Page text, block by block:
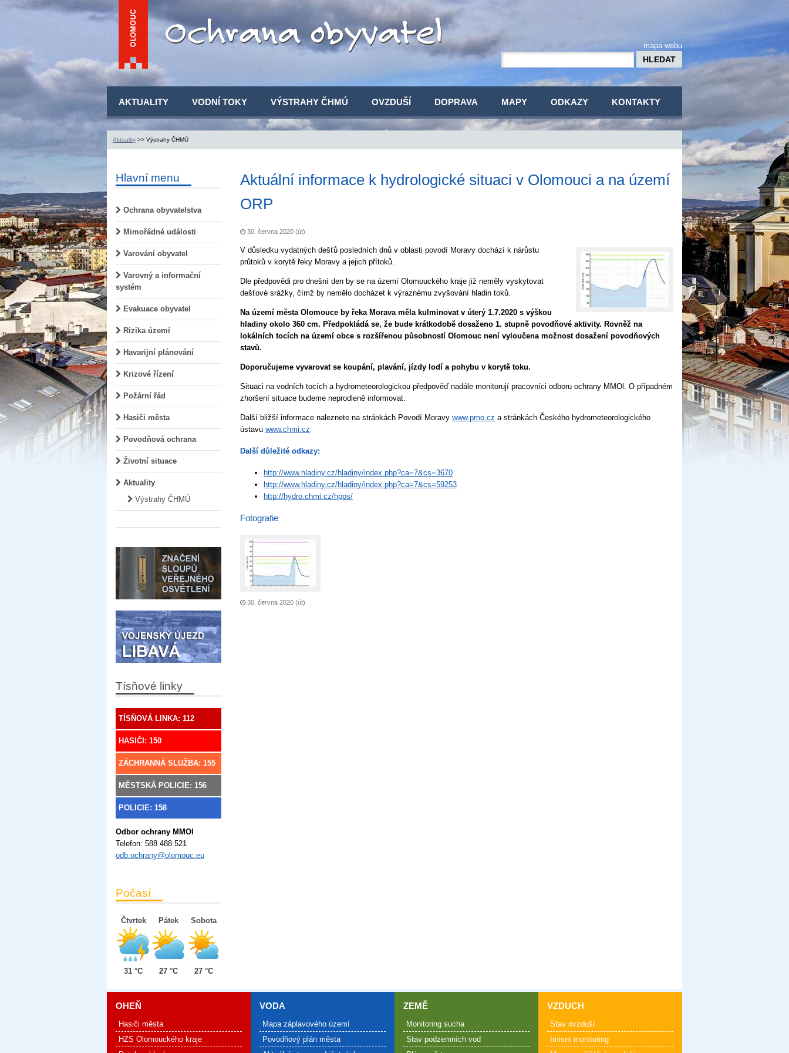
mapa webu
AKTUALITY VODNÍ TOKY VÝSTRAHY ČHMÚ OVZDUŠÍ DOPRAVA MAPY ODKAZY KONTAKTY
Aktuality >> Výstrahy ČHMÚ
Hlavní menu
Ochrana obyvatelstva
Mimořádné události
Varování obyvatel
Varovný a informační
systém
Evakuace obyvatel
Rizika území
Havarijní plánování
Krizové řízení
Požární řád
Hasiči města
Povodňová ochrana
Životní situace
Aktuality
Výstrahy ČHMÚ
Tísňové linky
TÍSŇOVÁ LINKA: 112
HASIČI: 150
ZÁCHRANNÁ SLUŽBA: 155
MĚSTSKÁ POLICIE: 156
POLICIE: 158
Odbor ochrany MMOl
Telefon: 588 488 521
odb.ochrany@olomouc.eu
Počasí
Čtvrtek
31 °C
Pátek
27 °C
Sobota
27 °C
Aktuální informace k hydrologické situaci v Olomouci a na území
ORP
30. června 2020 (út)
V důsledku vydatných dešťů posledních dnů v oblasti povodí Moravy dochází k nárůstu
průtoků v korytě řeky Moravy a jejich přítoků.
Dle předpovědi pro dnešní den by se na území Olomouckého kraje již neměly vyskytovat
dešťové srážky, čímž by nemělo docházet k výraznému zvyšování hladin toků.
Na území města Olomouce by řeka Morava měla kulminovat v úterý 1.7.2020 s výškou
hladiny okolo 360 cm. Předpokládá se, že bude krátkodobě dosaženo 1. stupně povodňové aktivity. Rovněž na
lokálních tocích na území obce s rozšířenou působností Olomouc není vyloučena možnost dosažení povodňových
stavů.
Doporučujeme vyvarovat se koupání, plavání, jízdy lodí a pohybu v korytě toku.
Situaci na vodních tocích a hydrometeorologickou předpověď nadále monitorují pracovníci odboru ochrany MMOl. O případném
zhoršení situace budeme neprodleně informovat.
Další bližší informace naleznete na stránkách Povodí Moravy www.pmo.cz a stránkách Českého hydrometeorologického
ústavu www.chmi.cz
Další důležité odkazy:
http://www.hladiny.cz/hladiny/index.php?ca=7&cs=3670
http://www.hladiny.cz/hladiny/index.php?ca=7&cs=59253
http://hydro.chmi.cz/hpps/
Fotografie
30. června 2020 (út)
OHEŇ
Hasiči města
HZS Olomouckého kraje
VODA
Mapa záplavového území
Povodňový plán města
ZEMĚ
Monitoring sucha
Stav podzemních vod
VZDUCH
Stav ovzduší
Imisní monitoring